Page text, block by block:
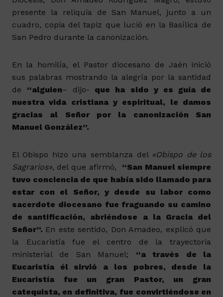
presente la reliquia de San Manuel, junto a un
cuadro, copia del tapiz que lució en la Basílica de
San Pedro durante la canonización.
En la homilía, el Pastor diocesano de Jaén inició
sus palabras mostrando la alegría por la santidad
de “alguien– dijo- que ha sido y es guía de
nuestra vida cristiana y espiritual, le damos
gracias al Señor por la canonización San
Manuel González”.
El Obispo hizo una semblanza del «Obispo de los
Sagrarios», del que afirmó, “San Manuel siempre
tuvo conciencia de que había sido llamado para
estar con el Señor, y desde su labor como
sacerdote diocesano fue fraguando su camino
de santificación, abriéndose a la Gracia del
Señor”. En este sentido, Don Amadeo, explicó que
la Eucaristía fue el centro de la trayectoria
ministerial de San Manuel; “a través de la
Eucaristía él sirvió a los pobres, desde la
Eucaristía fue un gran Pastor, un gran
catequista, en definitiva, fue convirtiéndose en